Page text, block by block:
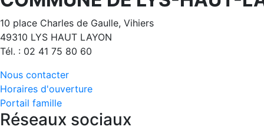
10 place Charles de Gaulle, Vihiers
49310 LYS HAUT LAYON
Tél. : 02 41 75 80 60
Nous contacter
Horaires d'ouverture
Portail famille
Réseaux sociaux